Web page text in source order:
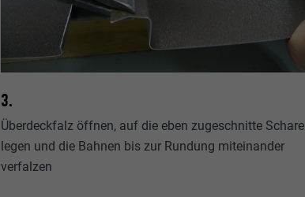
3.
Überdeckfalz öffnen, auf die eben zugeschnitte Schare
legen und die Bahnen bis zur Rundung miteinander
verfalzen